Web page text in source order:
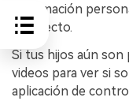
información
en directo.
Si tus hijos aún
videos para ver si
aplicación de